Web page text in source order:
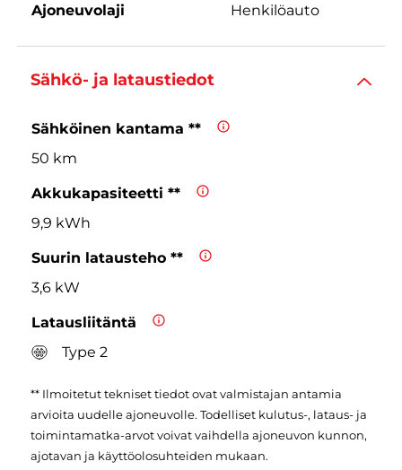
Ajoneuvolaji
Henkilöauto
Sähkö- ja lataustiedot
Sähköinen kantama **
50 km
Akkukapasiteetti **
9,9 kWh
Suurin latausteho **
3,6 kW
Latausliitäntä
Type 2
** Ilmoitetut tekniset tiedot ovat valmistajan antamia
arvioita uudelle ajoneuvolle. Todelliset kulutus-, lataus- ja
toimintamatka-arvot voivat vaihdella ajoneuvon kunnon,
ajotavan ja käyttöolosuhteiden mukaan.